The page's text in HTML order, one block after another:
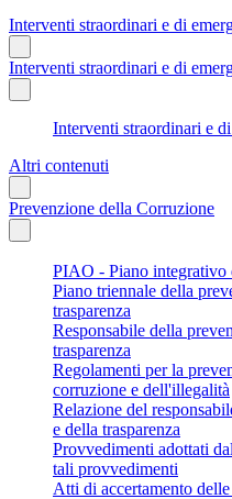
Interventi straordinari e di
Interventi straordinari e di
Interventi straordinari e di
Altri contenuti
Prevenzione della Corruzione
PIAO - Piano integrativo
Piano triennale della
trasparenza
Responsabile della
trasparenza
Regolamenti per la
corruzione e dell'illegalità
Relazione del
e della trasparenza
Provvedimenti adottati
tali provvedimenti
Atti di accertamento